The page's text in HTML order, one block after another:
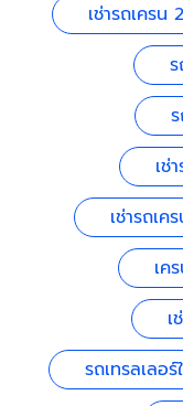
เช่ารถเครน
เช่
เช่ารถเค
เค
เ
รถเทรลเลอร์